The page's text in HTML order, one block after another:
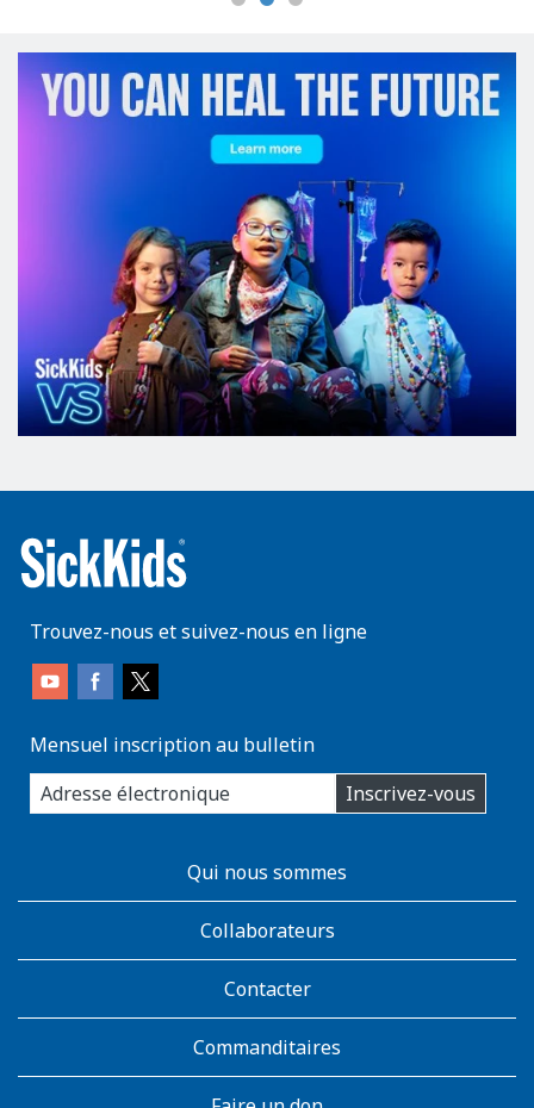
Trouvez-nous et suivez-nous en ligne
Mensuel inscription au bulletin
enter
you
email
Inscrivez-vous
AboutKidsHealthQui nous sommes
Collaborateurs
Contacter
Commanditaires